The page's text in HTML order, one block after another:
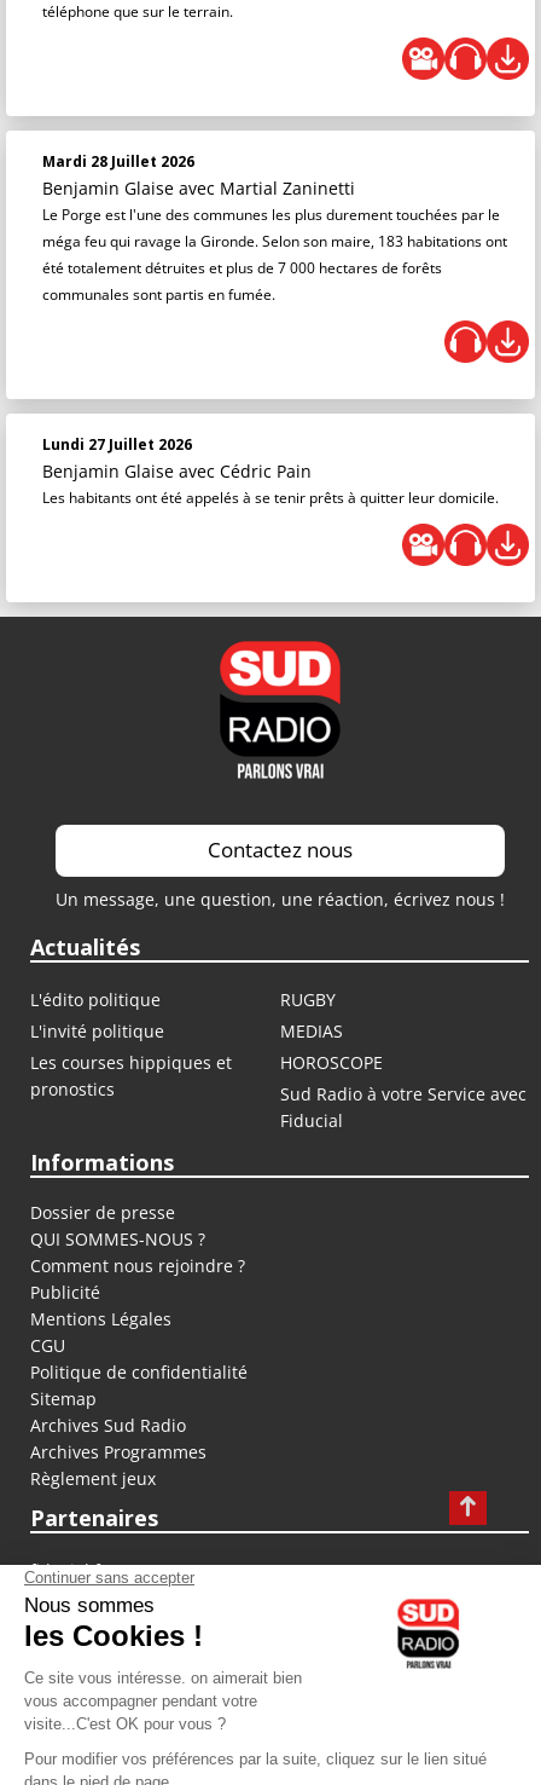
téléphone que sur le terrain.
Mardi 28 Juillet 2026
Benjamin Glaise avec Martial Zaninetti
Le Porge est l'une des communes les plus durement touchées par le
méga feu qui ravage la Gironde. Selon son maire, 183 habitations ont
été totalement détruites et plus de 7 000 hectares de forêts
communales sont partis en fumée.
Lundi 27 Juillet 2026
Benjamin Glaise avec Cédric Pain
Les habitants ont été appelés à se tenir prêts à quitter leur domicile.
Contactez nous
Un message, une question, une réaction, écrivez nous !
Actualités
L'édito politique
RUGBY
L'invité politique
MEDIAS
Les courses hippiques et
pronostics
HOROSCOPE
Sud Radio à votre Service avec
Fiducial
Informations
Dossier de presse
QUI SOMMES-NOUS ?
Comment nous rejoindre ?
Publicité
Mentions Légales
CGU
Politique de confidentialité
Sitemap
Archives Sud Radio
Archives Programmes
Règlement jeux
Partenaires
fiducial.fr
lyoncapitale.fr
olympique-et-lyonnais.com
L'application Iphone / Android
Téléchargez l'application